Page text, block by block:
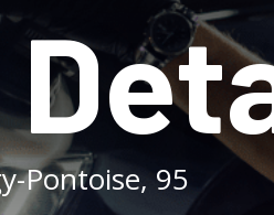
Pontoise, 95